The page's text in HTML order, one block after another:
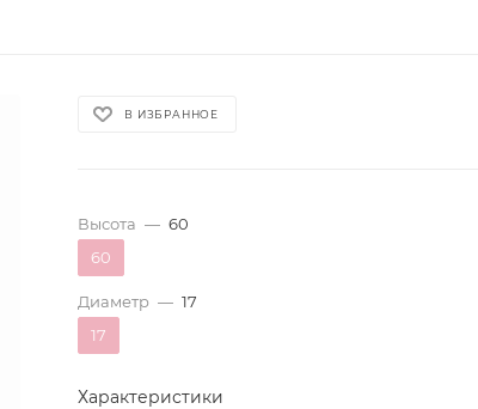
В ИЗБРАННОЕ
Высота — 60
60
Диаметр — 17
17
Характеристики